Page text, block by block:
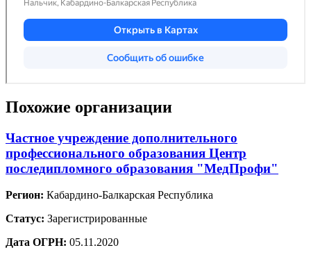
Похожие организации
Частное учреждение дополнительного
профессионального образования Центр
последипломного образования "МедПрофи"
Регион: Кабардино-Балкарская Республика
Статус: Зарегистрированные
Дата ОГРН: 05.11.2020